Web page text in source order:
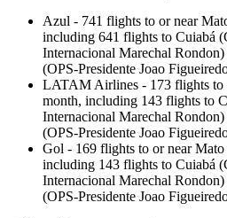
Azul - 741 flights to or near
including 641 flights to Cuiabá
Internacional Marechal
(OPS-Presidente Joao
LATAM Airlines - 173 flights to
month, including 143 flights to
Internacional Marechal
(OPS-Presidente Joao
Gol - 169 flights to or near Mato
including 143 flights to Cuiabá
Internacional Marechal
(OPS-Presidente Joao